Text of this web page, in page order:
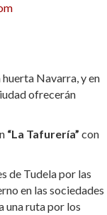
Navarra, y en
ofrecerán
“La Tafurería” con
de Tudela por las
en las sociedades
una ruta por los